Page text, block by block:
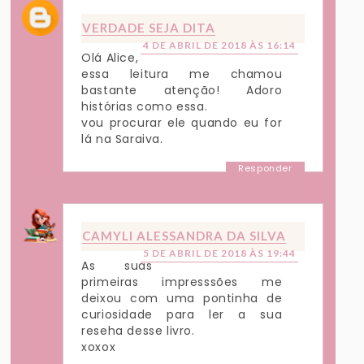
VERDADE SEJA DITA
4 DE ABRIL DE 2018 ÀS 16:14
Olá Alice,
essa leitura me chamou
bastante atenção! Adoro
histórias como essa.
vou procurar ele quando eu for
lá na Saraiva.
Responder
CAMYLI ALESSANDRA DA SILVA
5 DE ABRIL DE 2018 ÀS 19:44
As suas
primeiras impresssões me
deixou com uma pontinha de
curiosidade para ler a sua
reseha desse livro.
xoxox